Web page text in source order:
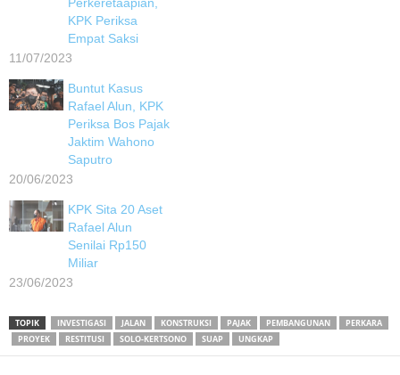
KPK Periksa
Empat Saksi
11/07/2023
Buntut Kasus
Rafael Alun, KPK
Periksa Bos Pajak
Jaktim Wahono
Saputro
20/06/2023
KPK Sita 20 Aset
Rafael Alun
Senilai Rp150
Miliar
23/06/2023
TOPIK INVESTIGASI JALAN KONSTRUKSI PAJAK PEMBANGUNAN
PERKARA
PROYEK
RESTITUSI SOLO-KERTSONO SUAP UNGKAP